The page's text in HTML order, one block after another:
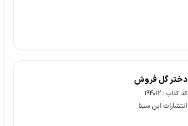
دختر گل فروش
کد کتاب : 194012
انتشارات ابن سینا